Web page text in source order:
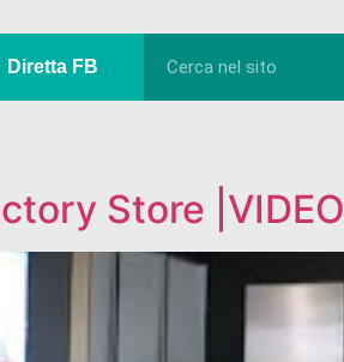
Diretta FB
Store |VIDEO